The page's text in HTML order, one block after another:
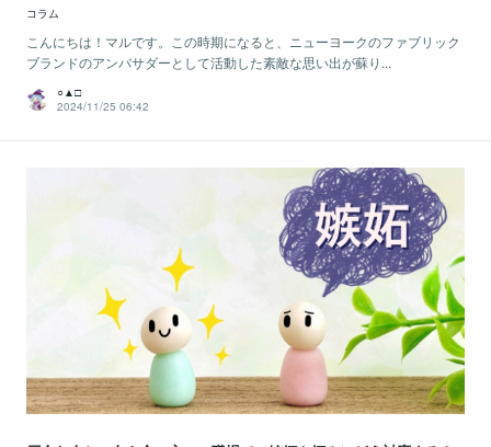
コラム
こんにちは！マルです。この時期になると、ニューヨークのファブリック
ブランドのアンバサダーとして活動した素敵な思い出が蘇り...
○▲□
2024/11/25 06:42